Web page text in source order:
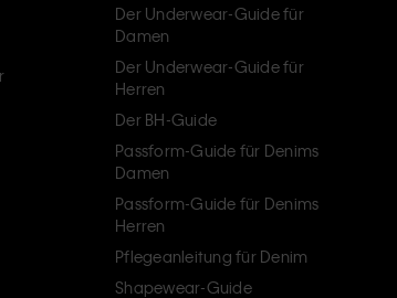
Der Underwear-Guide für
Damen
Der Underwear-Guide für
Herren
Der BH-Guide
Passform-Guide für Denims
Damen
Passform-Guide für Denims
Herren
Pflegeanleitung für Denim
Shapewear-Guide